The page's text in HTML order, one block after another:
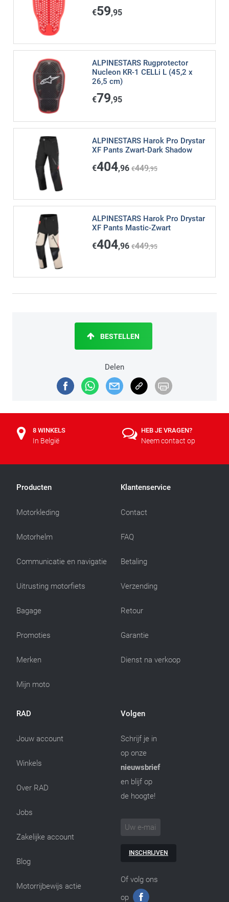
€59,95
ALPINESTARS Rugprotector
Nucleon KR-1 CELLi L (45,2 x
26,5 cm)
€79,95
ALPINESTARS Harok Pro Drystar
XF Pants Zwart-Dark Shadow
€404,96 €449,95
ALPINESTARS Harok Pro Drystar
XF Pants Mastic-Zwart
€404,96 €449,95
Delen
BESTELLEN
8 WINKELS
In België
HEB JE VRAGEN?
Neem contact op
Producten
Motorkleding
Motorhelm
Communicatie en navigatie
Uitrusting motorfiets
Bagage
Promoties
Merken
Mijn moto
Klantenservice
Contact
FAQ
Betaling
Verzending
Retour
Garantie
Dienst na verkoop
RAD
Jouw account
Winkels
Over RAD
Jobs
Zakelijke account
Blog
Motorrijbewijs actie
Volgen
Schrijf je in
op onze
nieuwsbrief
en blijf op
de hoogte!
INSCHRIJVEN
Of volg ons
op